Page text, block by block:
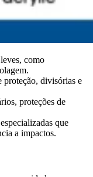
como
proteção, divisórias e
proteções de
que
a impactos.